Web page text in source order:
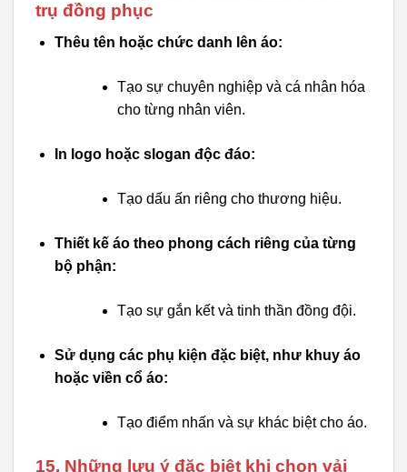
trụ đồng phục
Thêu tên hoặc chức danh lên áo:
Tạo sự chuyên nghiệp và cá nhân hóa
cho từng nhân viên.
In logo hoặc slogan độc đáo:
Tạo dấu ấn riêng cho thương hiệu.
Thiết kế áo theo phong cách riêng của từng
bộ phận:
Tạo sự gắn kết và tinh thần đồng đội.
Sử dụng các phụ kiện đặc biệt, như khuy áo
hoặc viền cổ áo:
Tạo điểm nhấn và sự khác biệt cho áo.
15. Những lưu ý đặc biệt khi chọn vải